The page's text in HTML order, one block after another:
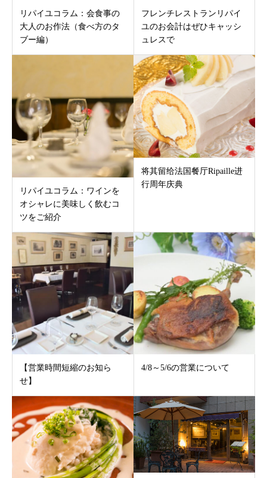
リパイユコラム：会食事の
大人のお作法（食べ方のタ
ブー編）
フレンチレストランリパイ
ユのお会計はぜひキャッシ
ュレスで
リパイユコラム：ワインを
オシャレに美味しく飲むコ
ツをご紹介
将其留给法国餐厅Ripaille进
行周年庆典
【営業時間短縮のお知ら
せ】
4/8～5/6の営業について